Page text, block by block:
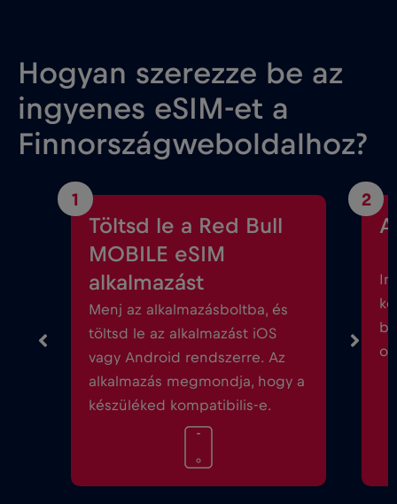
Hogyan szerezze be az
ingyenes eSIM-et a
Finnországweboldalhoz?
1
Töltsd le a Red Bull
MOBILE eSIM
alkalmazást
Menj az alkalmazásboltba, és
töltsd le az alkalmazást iOS
vagy Android rendszerre. Az
alkalmazás megmondja, hogy a
készüléked kompatibilis-e.
2